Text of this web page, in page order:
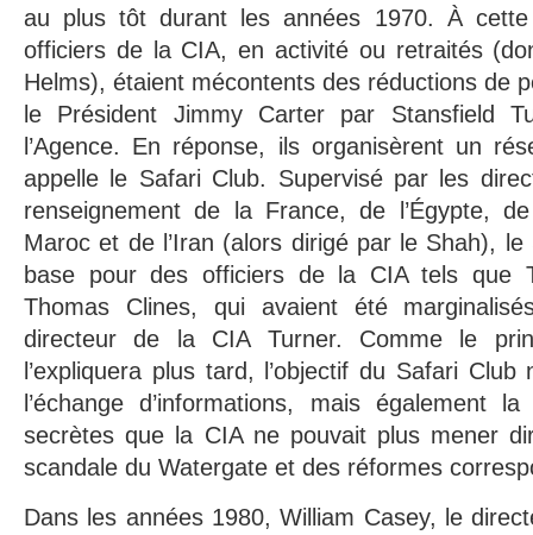
au plus tôt durant les années 1970. À cette
officiers de la CIA, en activité ou retraités
Helms), étaient mécontents des réductions de
le Président Jimmy Carter par Stansfield
l’Agence. En réponse, ils organisèrent un
appelle le Safari Club. Supervisé par les
renseignement de la France, de l’Égypte,
Maroc et de l’Iran (alors dirigé par le Shah),
base pour des officiers de la CIA tels que
Thomas Clines, qui avaient été
directeur de la CIA Turner. Comme le
l’expliquera plus tard, l’objectif du Safari Club
l’échange d’informations, mais également la
secrètes que la CIA ne pouvait plus mener
scandale du Watergate et des réformes
Dans les années 1980, William Casey, le